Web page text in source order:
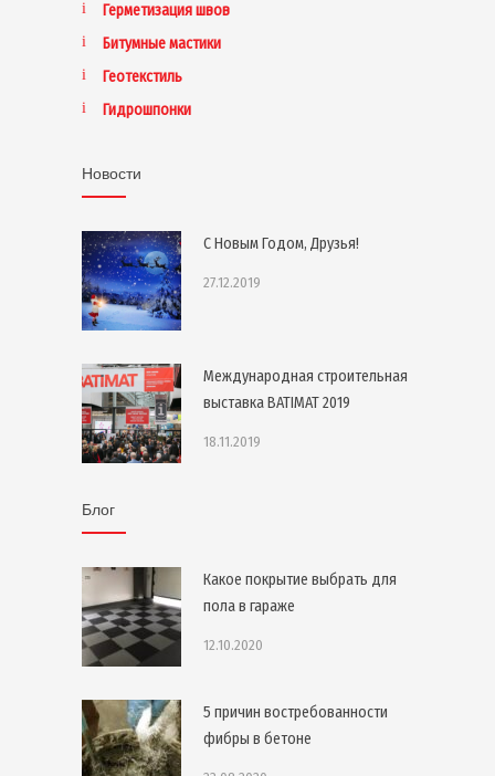
Герметизация швов
Битумные мастики
Геотекстиль
Гидрошпонки
Новости
С Новым Годом, Друзья!
27.12.2019
Международная строительная
выставка BATIMAT 2019
18.11.2019
Блог
Какое покрытие выбрать для
пола в гараже
12.10.2020
5 причин востребованности
фибры в бетоне